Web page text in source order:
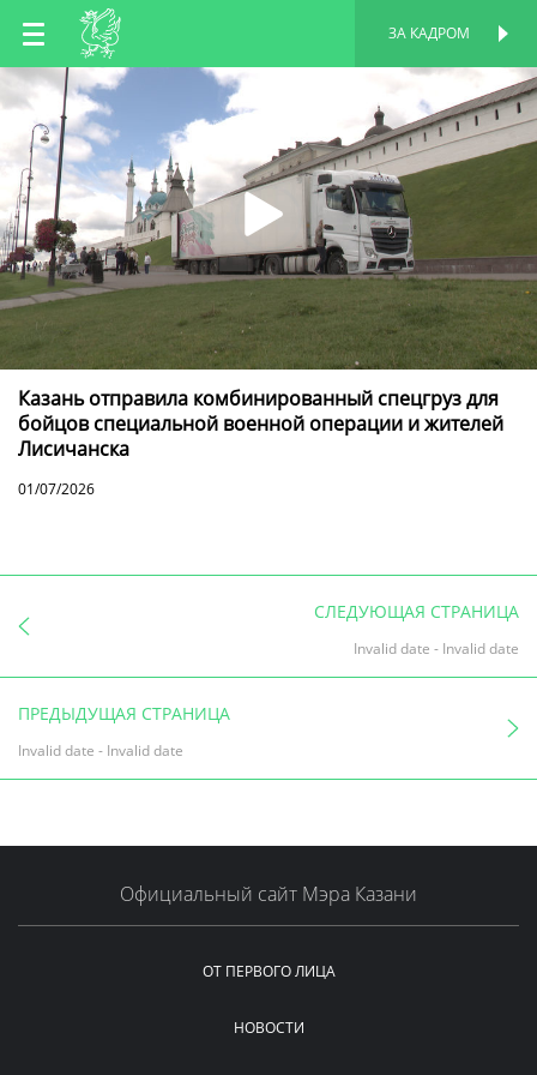
RU
TT
ЗА КАДРОМ
Казань отправила комбинированный спецгруз для
бойцов специальной военной операции и жителей
Лисичанска
01/07/2026
СЛЕДУЮЩАЯ СТРАНИЦА
Invalid date - Invalid date
ПРЕДЫДУЩАЯ СТРАНИЦА
Invalid date - Invalid date
Официальный сайт Мэра Казани
ОТ ПЕРВОГО ЛИЦА
НОВОСТИ
ПЕРСОНАЛЬНАЯ
СТРАНИЦА